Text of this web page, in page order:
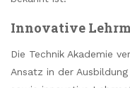
Innovative
Die Technik Akademie
Ansatz in der